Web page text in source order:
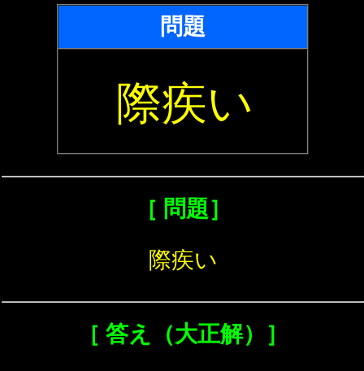
問題
際疾い
［ 問題］
際疾い
［ 答え（大正解）］